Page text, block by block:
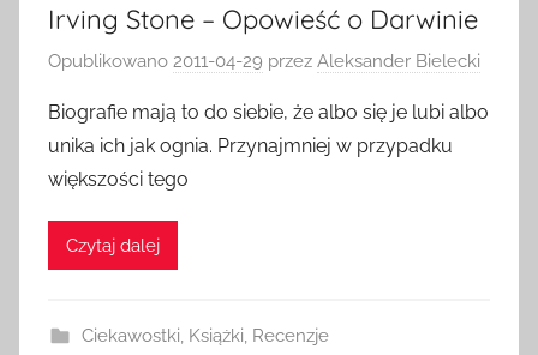
Irving Stone – Opowieść o Darwinie
Opublikowano 2011-04-29 przez Aleksander Bielecki
Biografie mają to do siebie, że albo się je lubi albo
unika ich jak ognia. Przynajmniej w przypadku
większości tego
Czytaj dalej
Ciekawostki, Książki, Recenzje